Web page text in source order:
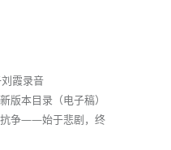
霞录音
版本目录（电子稿）
抗争——始于悲剧，终